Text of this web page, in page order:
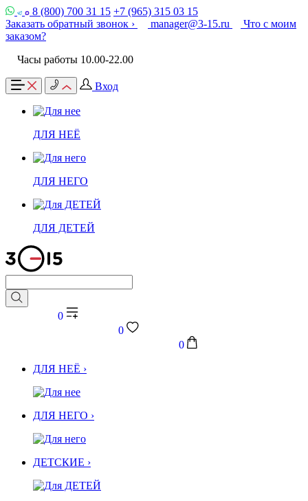
8 (800) 700 31 15 +7 (965) 315 03 15
Заказать обратный звонок ›
manager@3-15.ru
Что с моим
заказом?
Часы работы 10.00-22.00
Вход
ДЛЯ НЕЁ
ДЛЯ НЕГО
ДЛЯ ДЕТЕЙ
0
0
0
ДЛЯ НЕЁ ›
ДЛЯ НЕГО ›
ДЕТСКИЕ ›